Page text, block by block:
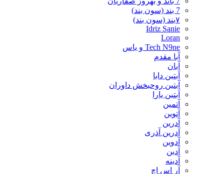
7 بند (سون بند)
۷بند (سون بند)
Idriz Sanie
Loran
Tech N9ne و یاس
آبا مقدم
آبان
آبتین دابا
آبتین روحبخش داوران
آبتین یارا
آتمین
آتوین
آدرین
آدرین آذری
آدوین
آدین
آدینه
آر اس اچ